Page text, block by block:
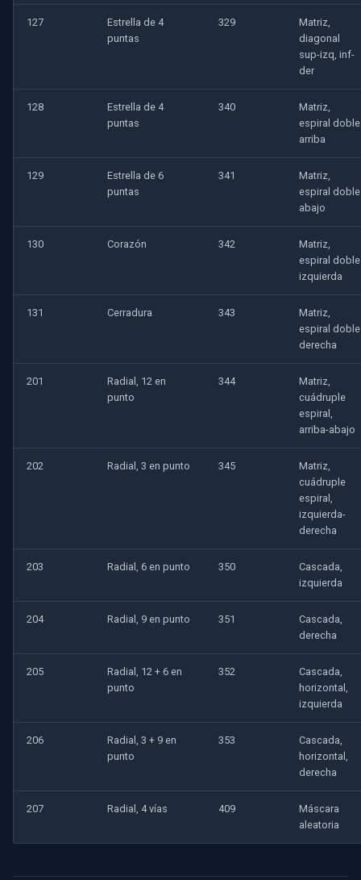
127
Estrella de 4
puntas
329
Matriz,
diagonal
sup-izq, inf-
der
128
Estrella de 4
puntas
340
Matriz,
espiral doble
arriba
129
Estrella de 6
puntas
341
Matriz,
espiral doble
abajo
130 Corazón 342
Matriz,
espiral doble
izquierda
131 Cerradura 343
Matriz,
espiral doble
derecha
201
Radial, 12 en
punto
344
Matriz,
cuádruple
espiral,
arriba-abajo
202 Radial, 3 en punto 345
Matriz,
cuádruple
espiral,
izquierda-
derecha
203 Radial, 6 en punto 350
Cascada,
izquierda
204 Radial, 9 en punto 351
Cascada,
derecha
205
Radial, 12 + 6 en
punto
352
Cascada,
horizontal,
izquierda
206
Radial, 3 + 9 en
punto
353
Cascada,
horizontal,
derecha
207 Radial, 4 vías 409
Máscara
aleatoria